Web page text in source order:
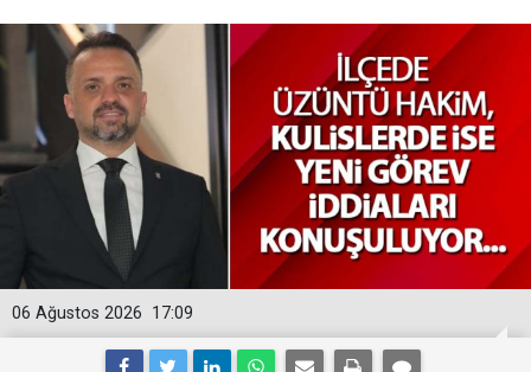
17:09
06 Ağustos 2026